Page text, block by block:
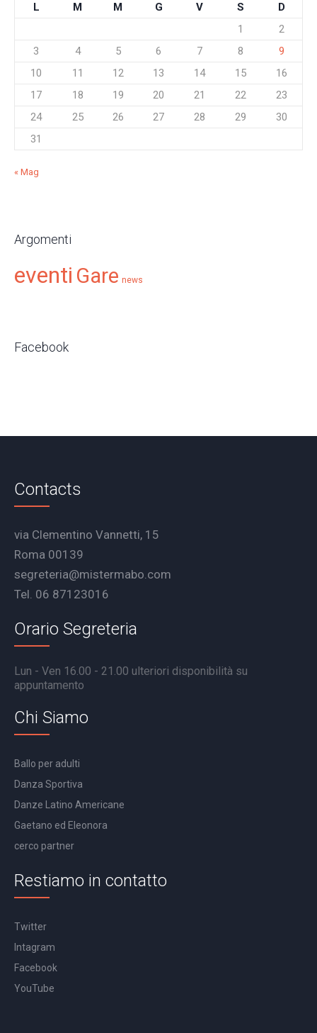
L M M G V S
D
1
2
3
4 5 6 7 8
9
10
11 12 13 14 15
16
17
18 19 20 21 22
23
24
25 26 27 28 29
30
31
« Mag
Argomenti
eventi Gare news
Facebook
Contacts
via Clementino Vannetti, 15
Roma 00139
segreteria@mistermabo.com
Tel. 06 87123016
Orario Segreteria
Lun - Ven 16.00 - 21.00 ulteriori disponibilità su
appuntamento
Chi Siamo
Ballo per adulti
Danza Sportiva
Danze Latino Americane
Gaetano ed Eleonora
cerco partner
Restiamo in contatto
Twitter
Intagram
Facebook
YouTube